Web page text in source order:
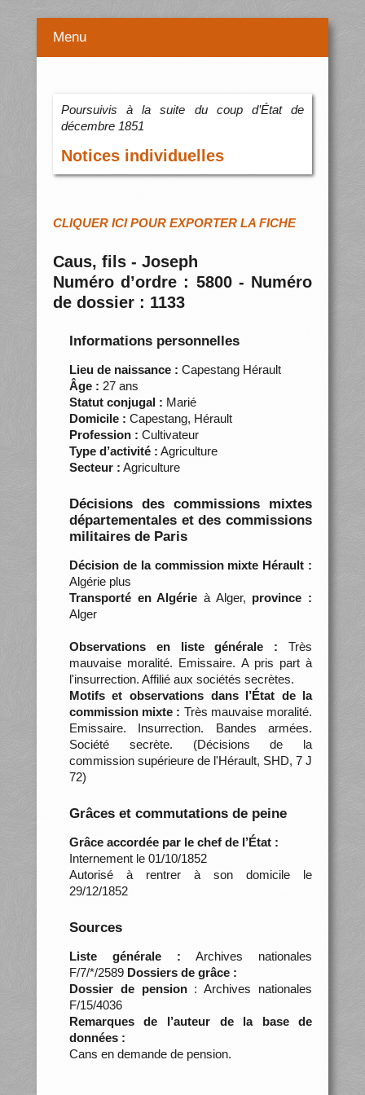
Menu
Poursuivis à la suite du coup d’État de
décembre 1851
Notices individuelles
CLIQUER ICI POUR EXPORTER LA FICHE
Caus, fils - Joseph
Numéro d’ordre : 5800 - Numéro
de dossier : 1133
Informations personnelles
Lieu de naissance : Capestang Hérault
Âge : 27 ans
Statut conjugal : Marié
Domicile : Capestang, Hérault
Profession : Cultivateur
Type d’activité : Agriculture
Secteur : Agriculture
Décisions des commissions mixtes
départementales et des commissions
militaires de Paris
Décision de la commission mixte Hérault :
Algérie plus
Transporté en Algérie à Alger, province :
Alger
Observations en liste générale : Très
mauvaise moralité. Emissaire. A pris part à
l'insurrection. Affilié aux sociétés secrètes.
Motifs et observations dans l’État de la
commission mixte : Très mauvaise moralité.
Emissaire. Insurrection. Bandes armées.
Société secrète. (Décisions de la
commission supérieure de l'Hérault, SHD, 7 J
72)
Grâces et commutations de peine
Grâce accordée par le chef de l’État :
Internement le 01/10/1852
Autorisé à rentrer à son domicile le
29/12/1852
Sources
Liste générale : Archives nationales
F/7/*/2589 Dossiers de grâce :
Dossier de pension: Archives nationales
F/15/4036
Remarques de l’auteur de la base de
données :
Cans en demande de pension.